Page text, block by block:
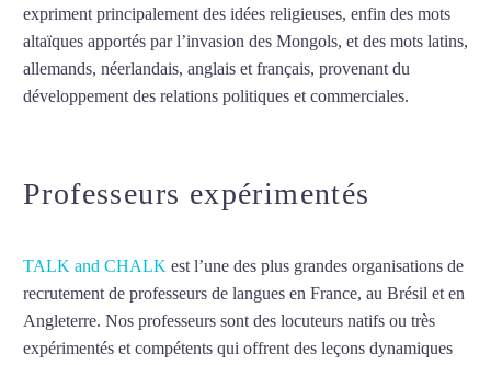
expriment principalement des idées religieuses, enfin des mots
altaïques apportés par l’invasion des Mongols, et des mots latins,
allemands, néerlandais, anglais et français, provenant du
développement des relations politiques et commerciales.
Professeurs expérimentés
TALK and CHALK est l’une des plus grandes organisations de
recrutement de professeurs de langues en France, au Brésil et en
Angleterre. Nos professeurs sont des locuteurs natifs ou très
expérimentés et compétents qui offrent des leçons dynamiques